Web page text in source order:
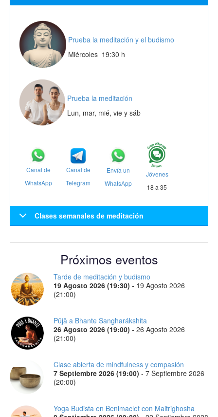
Prueba la meditación y el budismo
Miércoles 19:30 h
Prueba la meditación
Lun, mar, mié, vie y sáb
Canal de
WhatsApp
Canal de
Telegram
Envía un
WhatsApp
Jóvenes
18 a 35
Clases semanales de meditación
Próximos eventos
Tarde de meditación y budismo
19 Agosto 2026 (19:30) - 19 Agosto 2026
(21:00)
Pūjā a Bhante Sangharákshita
26 Agosto 2026 (19:00) - 26 Agosto 2026
(21:00)
Clase abierta de mindfulness y compasión
7 Septiembre 2026 (19:00) - 7 Septiembre 2026
(20:00)
Yoga Budista en Benimaclet con Maitrighosha